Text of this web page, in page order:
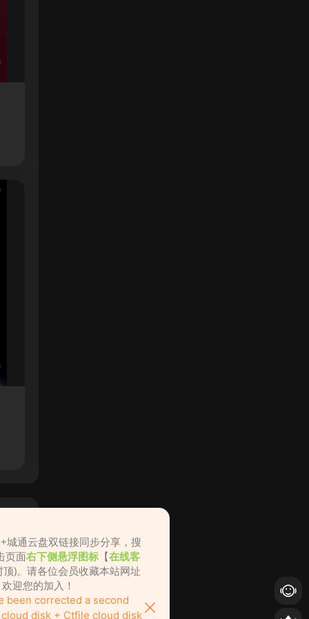
城通云盘双链接同步分享，搜
页面右下侧悬浮图标 【在线客
)。请各位会员收藏本站网址
迎您的加入！
been corrected a second
disk + Ctfile cloud disk